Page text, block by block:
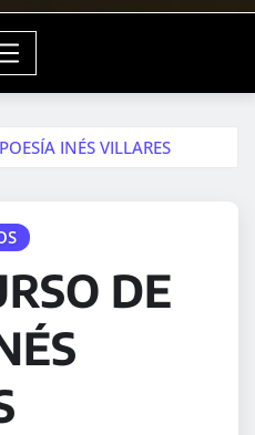
INÉS VILLARES
DE